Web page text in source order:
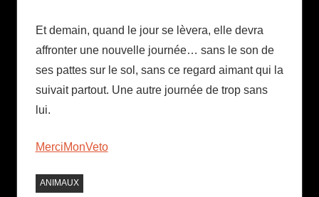
Et demain, quand le jour se lèvera, elle devra
affronter une nouvelle journée… sans le son de
ses pattes sur le sol, sans ce regard aimant qui la
suivait partout. Une autre journée de trop sans
lui.
MerciMonVeto
ANIMAUX